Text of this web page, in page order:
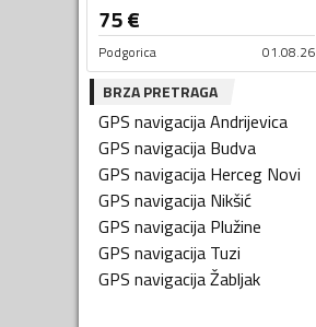
75€
Podgorica 01.08.26
BRZA PRETRAGA
GPS navigacijaAndrijevica
GPS navigacija Budva
GPS navigacija Herceg Novi
GPS navigacija Nikšić
GPS navigacija Plužine
GPS navigacija Tuzi
GPS navigacijaŽabljak